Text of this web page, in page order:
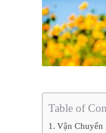
Table of
Vận